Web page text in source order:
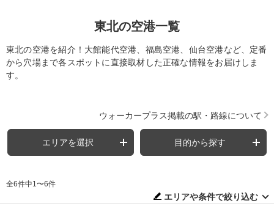
東北の空港一覧
東北の空港を紹介！大館能代空港、福島空港、仙台空港など、定番
から穴場まで各スポットに直接取材した正確な情報をお届けしま
す。
ウォーカープラス掲載の駅・路線について
エリアを選択 目的から探す
全6件中1〜6件
エリアや条件で絞り込む